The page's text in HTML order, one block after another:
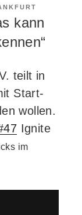
kann
teilt in
Start-
wollen.
Ignite
im